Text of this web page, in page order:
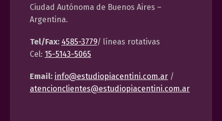
Ciudad Autónoma de Buenos Aires –
Argentina.
Tel/Fax: 4585-3779/ líneas rotativas
Cel: 15-5143-5065
Email: info@estudiopiacentini.com.ar /
atencionclientes@estudiopiacentini.com.ar